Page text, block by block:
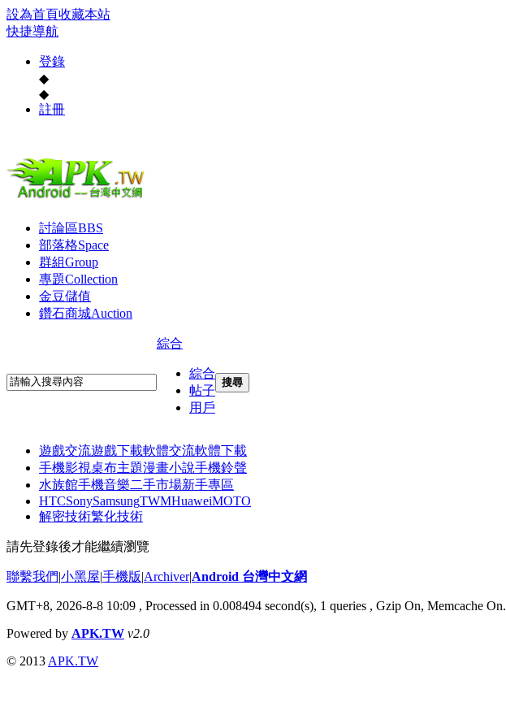
設為首頁收藏本站
快捷導航
登錄
◆
◆
註冊
討論區BBS
部落格Space
群組Group
專題Collection
金豆儲值
鑽石商城Auction
綜合
綜合
帖子
用戶
搜尋
遊戲交流遊戲下載軟體交流軟體下載
手機影視桌布主題漫畫小說手機鈴聲
水族館手機音樂二手市場新手專區
HTCSonySamsungTWMHuaweiMOTO
解密技術繁化技術
請先登錄後才能繼續瀏覽
聯繫我們|小黑屋|手機版|Archiver|Android 台灣中文網
GMT+8, 2026-8-8 10:09 , Processed in 0.008494 second(s), 1 queries , Gzip On, Memcache On.
Powered by APK.TW v2.0
© 2013 APK.TW